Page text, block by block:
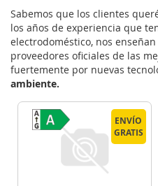
Sabemos que los clientes
los años de experiencia que
electrodoméstico, nos
proveedores oficiales de las
fuertemente por nuevas
ambiente.
ENVÍO
GRATIS